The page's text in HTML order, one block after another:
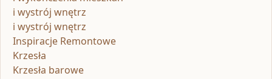
i wystrój wnętrz
i wystrój wnętrz
Inspiracje Remontowe
Krzesła
Krzesła barowe